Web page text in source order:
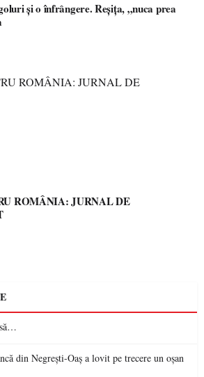
și o înfrângere. Reșița, „nuca prea
ROMÂNIA: JURNAL DE
din Negrești-Oaș a lovit pe trecere un oșan